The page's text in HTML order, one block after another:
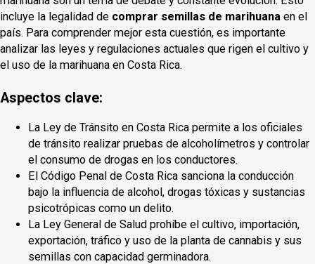
incluye la legalidad de comprar semillas de marihuana en el
país. Para comprender mejor esta cuestión, es importante
analizar las leyes y regulaciones actuales que rigen el cultivo y
el uso de la marihuana en Costa Rica.
Aspectos clave:
La Ley de Tránsito en Costa Rica permite a los oficiales
de tránsito realizar pruebas de alcoholímetros y controlar
el consumo de drogas en los conductores.
El Código Penal de Costa Rica sanciona la conducción
bajo la influencia de alcohol, drogas tóxicas y sustancias
psicotrópicas como un delito.
La Ley General de Salud prohíbe el cultivo, importación,
exportación, tráfico y uso de la planta de cannabis y sus
semillas con capacidad germinadora.